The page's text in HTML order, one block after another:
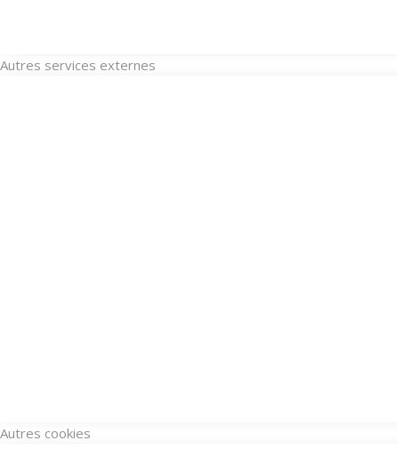
Autres services externes
Autres cookies